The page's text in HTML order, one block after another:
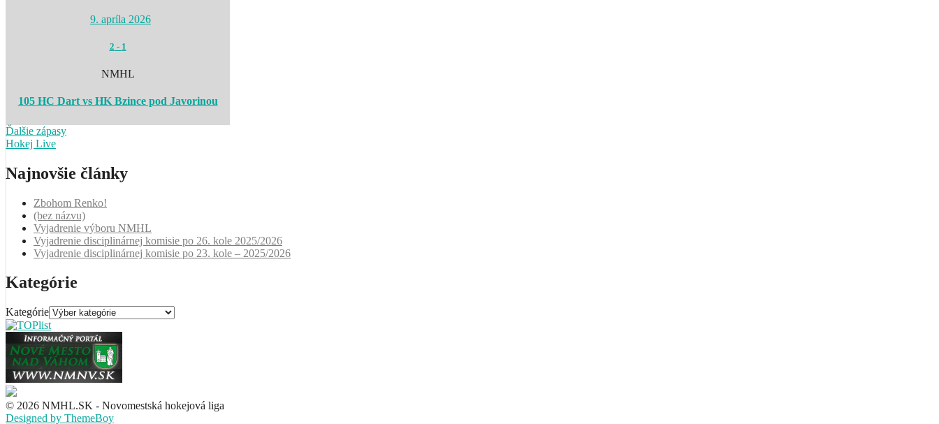
9. apríla 2026
2 - 1
NMHL
105 HC Dart vs HK Bzince pod Javorinou
Ďalšie zápasy
Hokej Live
Najnovšie články
Zbohom Renko!
(bez názvu)
Vyjadrenie výboru NMHL
Vyjadrenie disciplinárnej komisie po 26. kole 2025/2026
Vyjadrenie disciplinárnej komisie po 23. kole – 2025/2026
Kategórie
Kategórie
© 2026 NMHL.SK - Novomestská hokejová liga
Designed by ThemeBoy